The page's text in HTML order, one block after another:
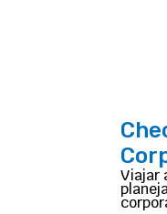
Viajar